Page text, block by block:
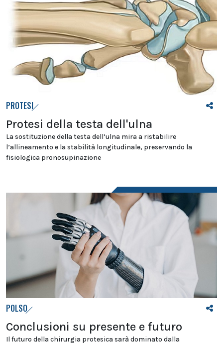
PROTESI
Protesi della testa dell'ulna
La sostituzione della testa dell’ulna mira a ristabilire
l’allineamento e la stabilità longitudinale, preservando la
fisiologica pronosupinazione
POLSO
Conclusioni su presente e futuro
Il futuro della chirurgia protesica sarà dominato dalla